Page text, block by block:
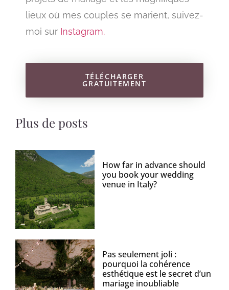
lieux où mes couples se marient, suivez-
moi sur Instagram.
TÉLÉCHARGER
GRATUITEMENT
Plus de posts
How far in advance should
you book your wedding
venue in Italy?
Pas seulement joli :
pourquoi la cohérence
esthétique est le secret d’un
mariage inoubliable